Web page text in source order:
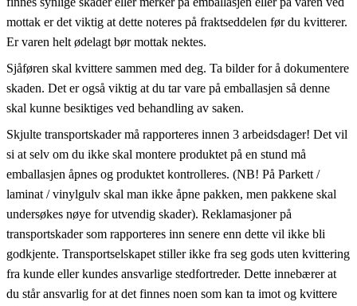
mottak er det viktig at dette noteres på fraktseddelen før du kvitterer.
Er varen helt ødelagt bør mottak nektes.
Sjåføren skal kvittere sammen med deg. Ta bilder for å dokumentere
skaden. Det er også viktig at du tar vare på emballasjen så denne
skal kunne besiktiges ved behandling av saken.
Skjulte transportskader må rapporteres innen 3 arbeidsdager! Det vil
si at selv om du ikke skal montere produktet på en stund må
emballasjen åpnes og produktet kontrolleres. (NB! På Parkett /
laminat / vinylgulv skal man ikke åpne pakken, men pakkene skal
undersøkes nøye for utvendig skader). Reklamasjoner på
transportskader som rapporteres inn senere enn dette vil ikke bli
godkjente. Transportselskapet stiller ikke fra seg gods uten kvittering
fra kunde eller kundes ansvarlige stedfortreder. Dette innebærer at
du står ansvarlig for at det finnes noen som kan ta imot og kvittere